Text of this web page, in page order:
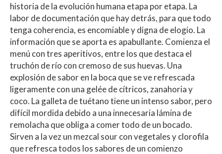
historia de la evolución humana etapa por etapa. La
labor dedocumentación que hay detrás, para que todo
tenga coherencia, es encomiable y digna de elogio. La
información que se aporta es apabullante. Comienza el
menú con tres aperitivos, entre los que destaca el
truchón de río con cremoso de sus huevas. Una
explosión de sabor en la boca que se ve refrescada
ligeramente con una gelée de cítricos, zanahoria y
coco. La galleta de tuétano tiene un intenso sabor, pero
difícil mordida debido a una innecesaria lámina de
remolacha que obliga a comer todo de un bocado.
Sirven a la vez un mezcal sour con vegetales y clorofila
que refresca todos los sabores de un comienzo